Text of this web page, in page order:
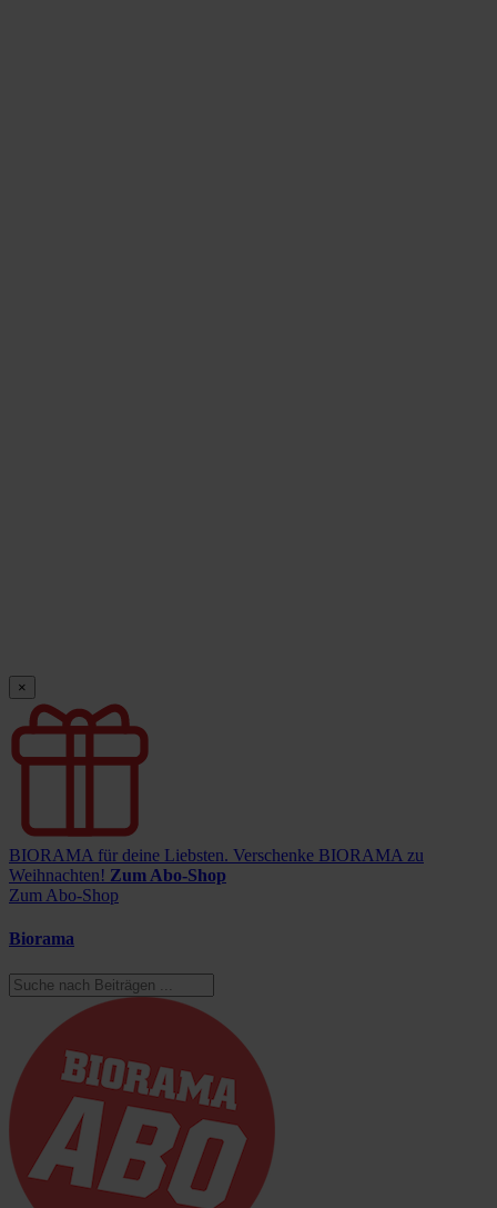
×
BIORAMA für deine Liebsten. Verschenke BIORAMA zu
Weihnachten! Zum Abo-Shop
Zum Abo-Shop
Biorama